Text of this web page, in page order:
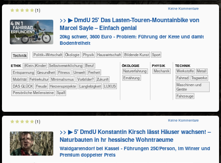
>> ▶ DmdU 25′ Das Lasten-Touren-Mountainbike von
Marcel Sayle – Einfach genial
20kg schwer, 3600 Euro - Problem: Führung der Kette und damit
Bodenfreiheit
​Technik ​​​​​​​​​Politik+​Wirtschaft ​​​​​​​​Ökologie ​​​​​​​Physik ​Haus­wirtschaft Bildende Kunst Sport
ETHIK (Klein-)Kinder ​​​​​​​​​​​​​​​​​​​​​​​​​​​​​​​​​​​​​​​​Selbst­verwirklichung
​​​​​​​​​​​​​​​Beruf
​​​​​​​​​​​​​Entspannung
​​​​​​Gesundheit ​​​​​Fitness ​​​​​Umwelt
​​​Freiheit
​​​Mobilität
​​Fehlerkultur ​​Minimalismus ​​Vorbilder?
​Zukunft
DAS GLÜCK
Freude Herzensprojekte Langlebigkeit
LUXUS
Persönliche Meilensteine
Spaß
ÖKO​LOGIE
​​​​​​​​​​​​​Naturerfahrung
​​​​Ernährung
PHY​SIK
​​​Mechanik
TECH​NIK
​​​​​​​​​Werkstoffe
​​​​​​​​Metall
​​​​​​​Fahrrad
​​​​​Tragwerke
​​​​Maschinen und
Geräte
​Fahrzeuge
Keine Kommentare
(1)
>> ▶ 5′ DmdU Konstantin Kirsch lässt Häuser wachsen! –
Naturbauten in hr hessische Wohntraeume
Waldgartendorf bei Kassel - Führungen 25€/Person, im Winter und
Premium doppelter Preis
Keine Kommentare
(1)